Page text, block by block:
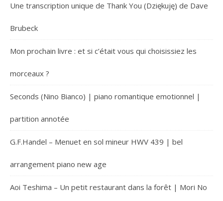
Une transcription unique de Thank You (Dziękuję) de Dave
Brubeck
Mon prochain livre : et si c’était vous qui choisissiez les
morceaux ?
Seconds (Nino Bianco) | piano romantique emotionnel |
partition annotée
G.F.Handel – Menuet en sol mineur HWV 439 | bel
arrangement piano new age
Aoi Teshima – Un petit restaurant dans la forêt | Mori No